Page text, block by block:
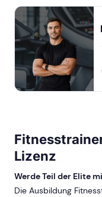
Lizenz
Werde Teil der Elite
Die Ausbildung